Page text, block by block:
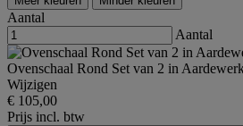
Aantal
Aantal
Ovenschaal Rond Set van 2 in
Wijzigen
€ 105,00
Prijs incl. btw